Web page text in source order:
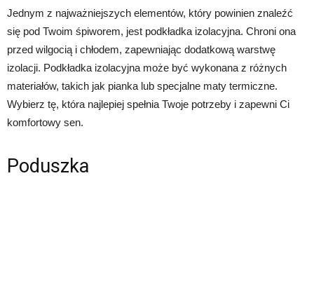
Jednym z najważniejszych elementów, który powinien znaleźć
się pod Twoim śpiworem, jest podkładka izolacyjna. Chroni ona
przed wilgocią i chłodem, zapewniając dodatkową warstwę
izolacji. Podkładka izolacyjna może być wykonana z różnych
materiałów, takich jak pianka lub specjalne maty termiczne.
Wybierz tę, która najlepiej spełnia Twoje potrzeby i zapewni Ci
komfortowy sen.
Poduszka